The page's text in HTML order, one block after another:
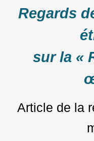
Regards
sur la «
Article de la